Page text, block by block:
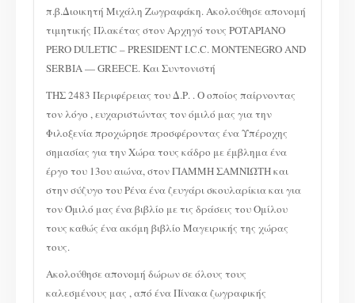
π.β.Διοικητή Μιχάλη Ζωγραφάκη. Ακολούθησε απονομή
τιμητικής Πλακέτας στον Αρχηγό τους ΡΟΤΑΡΙΑΝΟ
PERO DULETIC – PRESIDENT I.C.C. MONTENEGRO AND
SERBIA — GREECE. Και Συντονιστή
ΤΗΣ 2483 Περιφέρειας του Δ.Ρ. . Ο οποίος παίρνοντας
τον λόγο , ευχαριστώντας τον όμιλό μας για την
Φιλοξενία προχώρησε προσφέροντας ένα Υπέροχης
σημασίας για την Χώρα τους κάδρο με έμβλημα ένα
έργο του 13ου αιώνα, στον ΓΙΑΜΜΗ ΣΑΜΝΙΏΤΗ και
στην σύζυγο του Ρένα ένα ζευγάρι σκουλαρίκια και για
τον Όμιλό μας ένα βιβλίο με τις δράσεις του Ομίλου
τους καθώς ένα ακόμη βιβλίο Μαγειρικής της χώρας
τους.
Ακολούθησε απονομή δώρων σε όλους τους
καλεσμένους μας , από ένα Πίνακα ζωγραφικής